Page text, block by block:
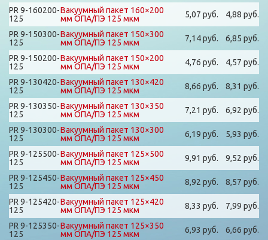
PR 9-160200-
125
Вакуумный пакет 160×200
мм ОПА/ПЭ 125 мкм
5,07 руб. 4,88 руб.
PR 9-150300-
125
Вакуумный пакет 150×300
мм ОПА/ПЭ 125 мкм
7,14 руб. 6,85 руб.
PR 9-150200-
125
Вакуумный пакет 150×200
мм ОПА/ПЭ 125 мкм
4,76 руб. 4,57 руб.
PR 9-130420-
125
Вакуумный пакет 130×420
мм ОПА/ПЭ 125 мкм
8,66 руб. 8,31 руб.
PR 9-130350-
125
Вакуумный пакет 130×350
мм ОПА/ПЭ 125 мкм
7,21 руб. 6,92 руб.
PR 9-130300-
125
Вакуумный пакет 130×300
мм ОПА/ПЭ 125 мкм
6,19 руб. 5,93 руб.
PR 9-125500-
125
Вакуумный пакет 125×500
мм ОПА/ПЭ 125 мкм
9,91 руб. 9,52 руб.
PR 9-125450-
125
Вакуумный пакет 125×450
мм ОПА/ПЭ 125 мкм
8,92 руб. 8,57 руб.
PR 9-125420-
125
Вакуумный пакет 125×420
мм ОПА/ПЭ 125 мкм
8,33 руб. 7,99 руб.
PR 9-125350-
125
Вакуумный пакет 125×350
мм ОПА/ПЭ 125 мкм
6,93 руб. 6,66 руб.